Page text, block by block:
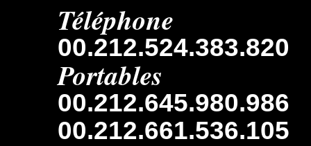
Téléphone
00.212.524.383.820
Portables
00.212.645.980.986
00.212.661.536.105